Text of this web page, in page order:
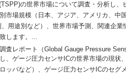
の世界市場について調査・分析し、
市場規模（日本、アジア、アメリカ、中
用途別など）、世界市場予測、関連企
します。...
査レポート（Global Gauge Pressure
、ゲージ圧力センサICの世界市場の現
ッパなど）、ゲージ圧力センサICのセ